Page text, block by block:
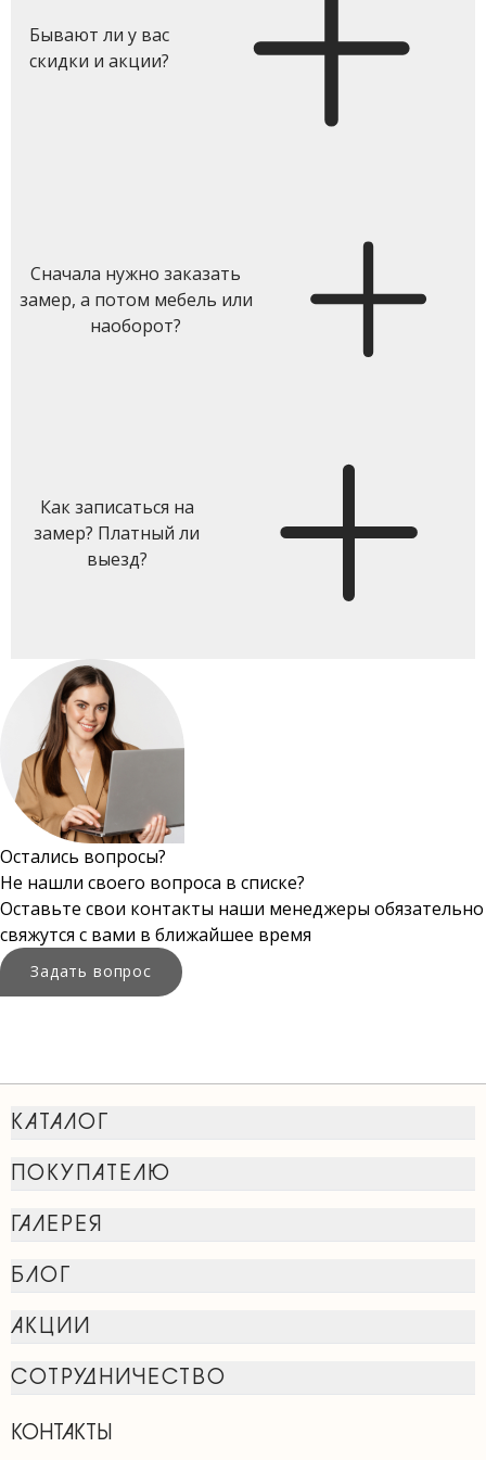
Бывают ли у вас
скидки и акции?
Сначала нужно заказать
замер, а потом мебель или
наоборот?
Как записаться на
замер? Платный ли
выезд?
Остались вопросы?
Не нашли своего вопроса в списке?
Оставьте свои контакты наши менеджеры обязательно
свяжутся с вами в ближайшее время
Задать вопрос
КАТАЛОГ
ПОКУПАТЕЛЮ
ГАЛЕРЕЯ
БЛОГ
АКЦИИ
СОТРУДНИЧЕСТВО
КОНТАКТЫ